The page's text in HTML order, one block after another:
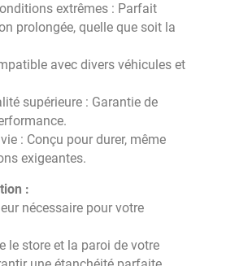
extrêmes : Parfait
prolongée, quelle que soit la
avec divers véhicules et
supérieure : Garantie de
: Conçu pour durer, même
exigeantes.
:
nécessaire pour votre
le store et la paroi de votre